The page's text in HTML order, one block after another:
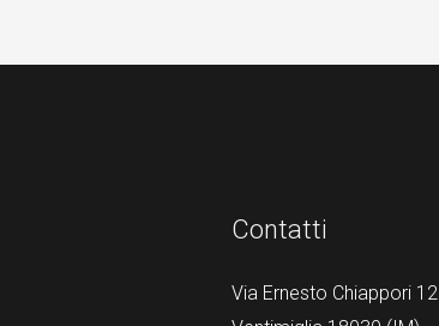
Contatti
Via Ernesto Chiappori 12